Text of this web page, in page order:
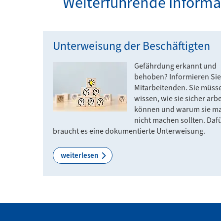
Unterweisung der Beschäftigten
Gefährdung erkannt und
behoben? Informieren
Mitarbeitenden. Sie
wissen, wie sie sicher
können und warum sie
nicht machen sollten.
braucht es eine dokumentierte Unterweisung.
weiterlesen